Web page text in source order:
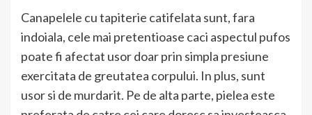
Canapelele cu tapiterie catifelata sunt, fara
indoiala, cele mai pretentioase caci aspectul pufos
poate fi afectat usor doar prin simpla presiune
exercitata de greutatea corpului. In plus, sunt
usor si de murdarit. Pe de alta parte, pielea este